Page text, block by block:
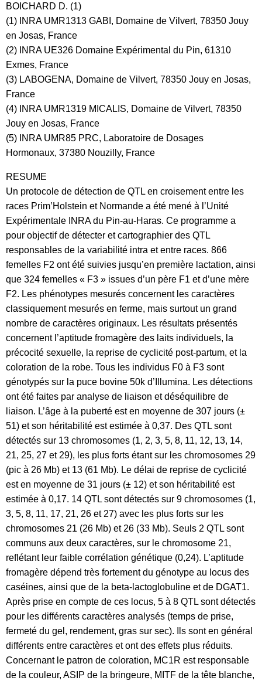
BOICHARD D. (1)
(1) INRA UMR1313 GABI, Domaine de Vilvert, 78350 Jouy
en Josas, France
(2) INRA UE326 Domaine Expérimental du Pin, 61310
Exmes, France
(3) LABOGENA, Domaine de Vilvert, 78350 Jouy en Josas,
France
(4) INRA UMR1319 MICALIS, Domaine de Vilvert, 78350
Jouy en Josas, France
(5) INRA UMR85 PRC, Laboratoire de Dosages
Hormonaux, 37380 Nouzilly, France
RESUME
Un protocole de détection de QTL en croisement entre les
races Prim’Holstein et Normande a été mené à l’Unité
Expérimentale INRA du Pin-au-Haras. Ce programme a
pour objectif de détecter et cartographier des QTL
responsables de la variabilité intra et entre races. 866
femelles F2 ont été suivies jusqu’en première lactation, ainsi
que 324 femelles « F3 » issues d’un père F1 et d’une mère
F2. Les phénotypes mesurés concernent les caractères
classiquement mesurés en ferme, mais surtout un grand
nombre de caractères originaux. Les résultats présentés
concernent l’aptitude fromagère des laits individuels, la
précocité sexuelle, la reprise de cyclicité post-partum, et la
coloration de la robe. Tous les individus F0 à F3 sont
génotypés sur la puce bovine 50k d’Illumina. Les détections
ont été faites par analyse de liaison et déséquilibre de
liaison. L’âge à la puberté est en moyenne de 307 jours (±
51) et son héritabilité est estimée à 0,37. Des QTL sont
détectés sur 13 chromosomes (1, 2, 3, 5, 8, 11, 12, 13, 14,
21, 25, 27 et 29), les plus forts étant sur les chromosomes 29
(pic à 26 Mb) et 13 (61 Mb). Le délai de reprise de cyclicité
est en moyenne de 31 jours (± 12) et son héritabilité est
estimée à 0,17. 14 QTL sont détectés sur 9 chromosomes (1,
3, 5, 8, 11, 17, 21, 26 et 27) avec les plus forts sur les
chromosomes 21 (26 Mb) et 26 (33 Mb). Seuls 2 QTL sont
communs aux deux caractères, sur le chromosome 21,
reflétant leur faible corrélation génétique (0,24). L’aptitude
fromagère dépend très fortement du génotype au locus des
caséines, ainsi que de la beta-lactoglobuline et de DGAT1.
Après prise en compte de ces locus, 5 à 8 QTL sont détectés
pour les différents caractères analysés (temps de prise,
fermeté du gel, rendement, gras sur sec). Ils sont en général
différents entre caractères et ont des effets plus réduits.
Concernant le patron de coloration, MC1R est responsable
de la couleur, ASIP de la bringeure, MITF de la tête blanche,